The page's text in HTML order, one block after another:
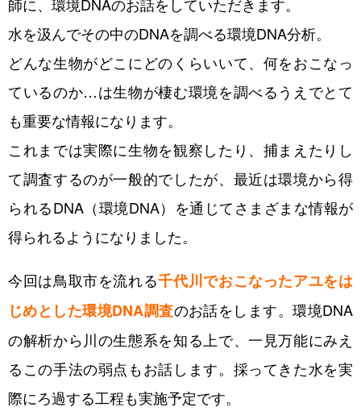
水を汲んでその中のDNAを調べる環境DNA分析。
どんな生物がどこにどのくらいいて、何をおこなっ
ているのか…は生物が棲む環境を調べるうえでとて
も重要な情報になります。
これまでは実際に生物を観察したり、捕まえたりし
て調査するのが一般的でしたが、最近は環境から得
られるDNA（環境DNA）を通じてさまざまな情報が
得られるようになりました。
今回は鳥取市を流れる千代川でおこなったアユをは
じめとした環境DNA調査のお話をします。環境DNA
の解析から川の生態系を知る上で、一見万能にみえ
るこの手法の弱点もお話します。採ってきた水を実
際にろ過する工程も実施予定です。